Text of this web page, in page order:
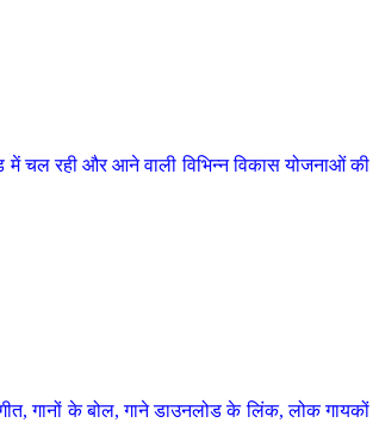
में चल रही और आने वाली विभिन्न विकास योजनाओं की
गानों के बोल, गाने डाउनलोड के लिंक, लोक गायकों